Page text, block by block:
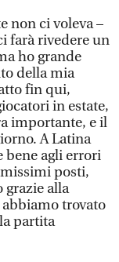
non ci voleva –
farà rivedere un
ho grande
della mia
fin qui,
in estate,
importante, e il
A Latina
bene agli errori
posti,
grazie alla
trovato
partita